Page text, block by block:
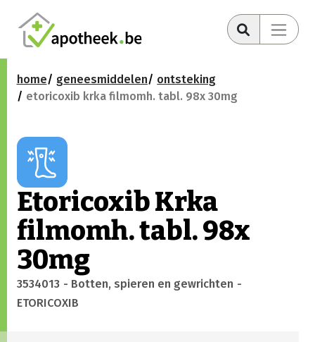
home geneesmiddelen
ontsteking
etoricoxib krka filmomh. tabl. 98x 30mg
Etoricoxib Krka
filmomh. tabl. 98x
30mg
3534013 - Botten, spieren en gewrichten -
ETORICOXIB